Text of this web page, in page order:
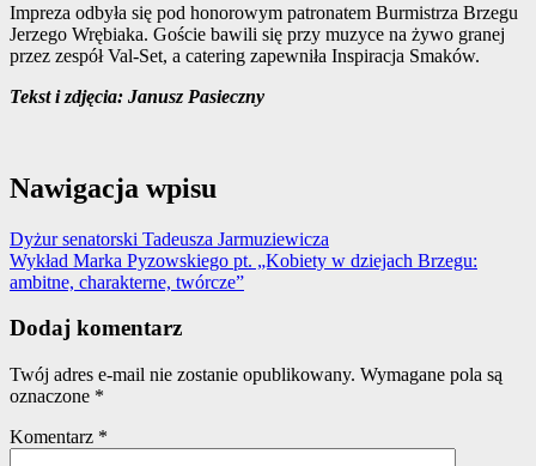
Impreza odbyła się pod honorowym patronatem Burmistrza Brzegu
Jerzego Wrębiaka. Goście bawili się przy muzyce na żywo granej
przez zespół Val-Set, a catering zapewniła Inspiracja Smaków.
Tekst i zdjęcia: Janusz Pasieczny
Nawigacja wpisu
Dyżur senatorski Tadeusza Jarmuziewicza
Wykład Marka Pyzowskiego pt. „Kobiety w dziejach Brzegu:
ambitne, charakterne, twórcze”
Dodaj komentarz
Twój adres e-mail nie zostanie opublikowany. Wymagane pola są
oznaczone *
Komentarz *